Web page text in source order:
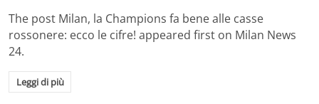
The post Milan, la Champions fa bene alle casse
rossonere: ecco le cifre! appeared first on Milan News
24.
Leggi di più